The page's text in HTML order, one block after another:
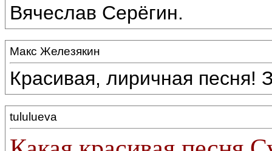
Вячеслав Серёгин.
Макс Железякин
Красивая, лиричная песня!
tululueva